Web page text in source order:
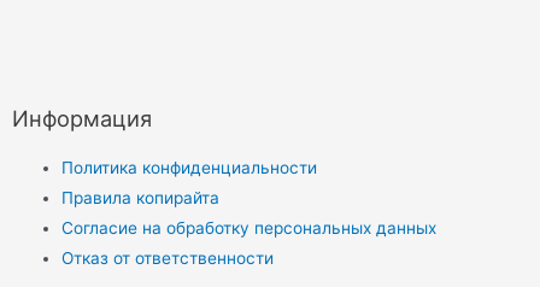
Информация
Политика конфиденциальности
Правила копирайта
Согласие на обработку персональных данных
Отказ от ответственности